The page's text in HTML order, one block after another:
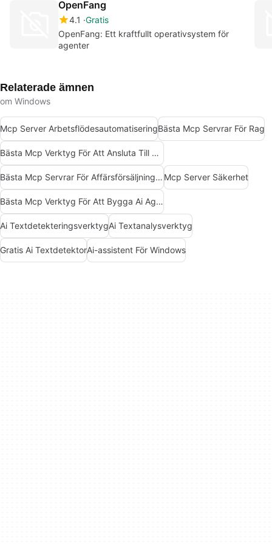
OpenFang
4.1 Gratis
OpenFang: Ett kraftfullt operativsystem för
agenter
Relaterade ämnen
om Windows
Mcp Server ArbetsflödesautomatiseringBästa Mcp Servrar För Rag
Bästa Mcp Verktyg För Att Ansluta Till Data
Bästa Mcp Servrar För Affärsförsäljning Marknadsföring Mcp Server Säkerhet
Bästa Mcp Verktyg För Att Bygga Ai Agenter
Ai TextdetekteringsverktygAi Textanalysverktyg
Gratis Ai TextdetektorAi-assistent För Windows